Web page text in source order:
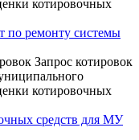
котировочных
по ремонту системы
Запрос котировок
котировочных
средств для МУ